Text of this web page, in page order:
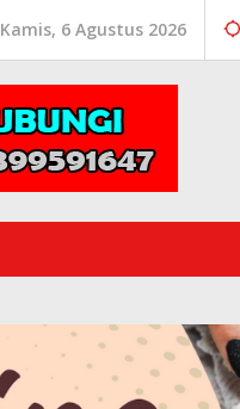
Kamis, 6 Agustus 2026